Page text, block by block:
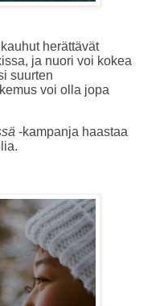
herättävät
ja nuori voi kokea
suurten
voi olla jopa
-kampanja haastaa